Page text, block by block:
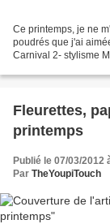
Ce printemps, je ne
poudrés que j'ai
Carnival 2- stylisme
Fleurettes,
printemps
Publié le 07/03/2012
Par TheYoupiTouch